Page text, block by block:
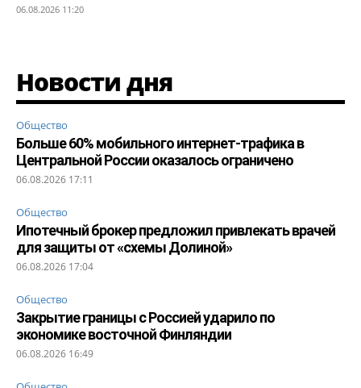
06.08.2026 11:20
Новости дня
Общество
Больше 60% мобильного интернет-трафика в
Центральной России оказалось ограничено
06.08.2026 17:11
Общество
Ипотечный брокер предложил привлекать врачей
для защиты от «схемы Долиной»
06.08.2026 17:04
Общество
Закрытие границы с Россией ударило по
экономике восточной Финляндии
06.08.2026 16:49